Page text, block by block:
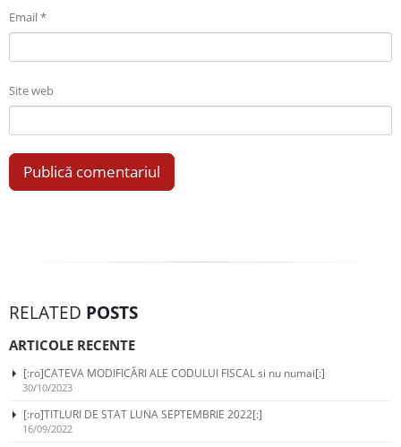
Email*
Site web
RELATED POSTS
ARTICOLE RECENTE
[:ro]CATEVA MODIFICĂRI ALE CODULUI FISCAL si nu numai[:]
30/10/2023
[:ro]TITLURI DE STAT LUNA SEPTEMBRIE 2022[:]
16/09/2022